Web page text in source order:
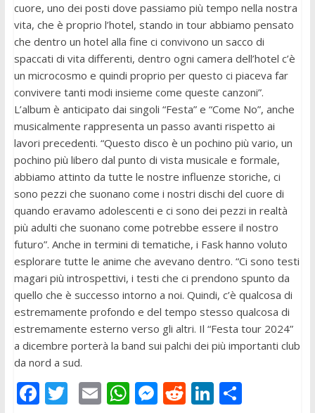
cuore, uno dei posti dove passiamo più tempo nella nostra
vita, che è proprio l’hotel, stando in tour abbiamo pensato
che dentro un hotel alla fine ci convivono un sacco di
spaccati di vita differenti, dentro ogni camera dell’hotel c’è
un microcosmo e quindi proprio per questo ci piaceva far
convivere tanti modi insieme come queste canzoni”.
L’album è anticipato dai singoli “Festa” e “Come No”, anche
musicalmente rappresenta un passo avanti rispetto ai
lavori precedenti. “Questo disco è un pochino più vario, un
pochino più libero dal punto di vista musicale e formale,
abbiamo attinto da tutte le nostre influenze storiche, ci
sono pezzi che suonano come i nostri dischi del cuore di
quando eravamo adolescenti e ci sono dei pezzi in realtà
più adulti che suonano come potrebbe essere il nostro
futuro”. Anche in termini di tematiche, i Fask hanno voluto
esplorare tutte le anime che avevano dentro. “Ci sono testi
magari più introspettivi, i testi che ci prendono spunto da
quello che è successo intorno a noi. Quindi, c’è qualcosa di
estremamente profondo e del tempo stesso qualcosa di
estremamente esterno verso gli altri. Il “Festa tour 2024”
a dicembre porterà la band sui palchi dei più importanti club
da nord a sud.
F T E W M R Li C